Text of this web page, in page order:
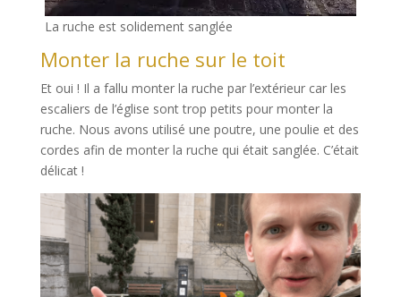
La ruche est solidement sanglée
Monter la ruche sur le toit
Et oui ! Il a fallu monter la ruche par l’extérieur car les
escaliers de l’église sont trop petits pour monter la
ruche. Nous avons utilisé une poutre, une poulie et des
cordes afin de monter la ruche qui était sanglée. C’était
délicat !